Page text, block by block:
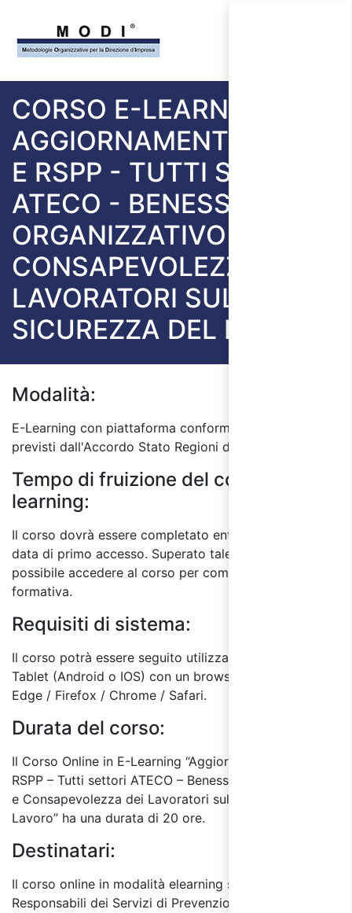
CORSO E-LEARNING
AGGIORNAMENTO ASPP
E RSPP - TUTTI SETTORI
ATECO - BENESSERE
ORGANIZZATIVO E
CONSAPEVOLEZZA DEI
LAVORATORI SULLA
SICUREZZA DEL LAVORO
Modalità:
E-Learning con piattaforma conforme ai requisiti
previsti dall'Accordo Stato Regioni del 17/4/25.
Tempo di fruizione del corso E-
learning:
Il corso dovrà essere completato entro 60 giorni dalla
data di primo accesso. Superato tale termine, non sarà
possibile accedere al corso per completare l'attività
formativa.
Requisiti di sistema:
Il corso potrà essere seguito utilizzando un PC o
Tablet (Android o IOS) con un browser a scelta tra:
Edge / Firefox / Chrome / Safari.
Durata del corso:
Il Corso Online in E-Learning “Aggiornamento ASPP e
RSPP – Tutti settori ATECO – Benessere Organizzativo
e Consapevolezza dei Lavoratori sulla Sicurezza del
Lavoro” ha una durata di 20 ore.
Destinatari:
Il corso online in modalità elearning si rivolge ai
Responsabili dei Servizi di Prevenzione e Protezione